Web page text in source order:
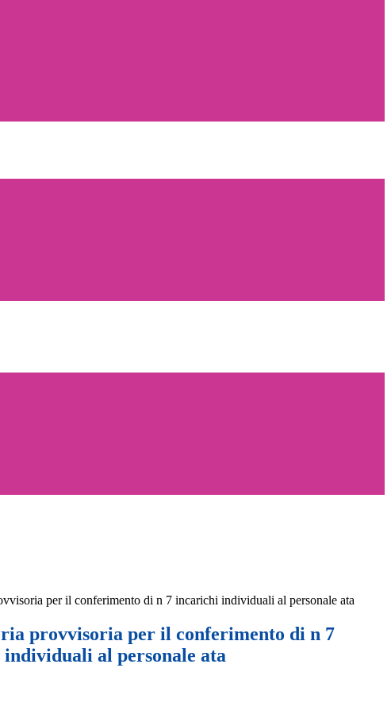
per il conferimento di n 7 incarichi individuali al personale ata
provvisoria per il conferimento di n 7
al personale ata